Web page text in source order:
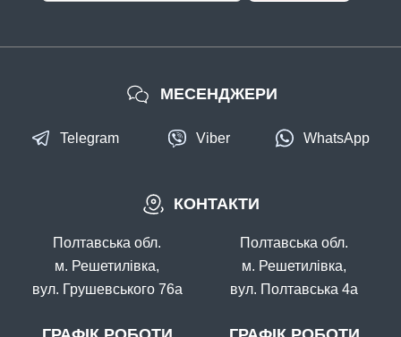
КОНТАКТИ
Полтавська обл.
м. Решетилівка,
вул. Грушевського 76а
Полтавська обл.
м. Решетилівка,
вул. Полтавська 4а
МЕСЕНДЖЕРИ
Telegram Viber WhatsApp